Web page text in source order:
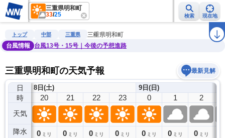
三重県明和町
33/25 検索 現在地
雨雲レーダー 台風情報 地震情報 ラ
トップ 中部 三重県
三重県明和町
台風情報
台風13号・15号｜今後の予想進路
三重県明和町の天気予報 最新見解
日
時
天気
降水
8日(土)
19
0ミリ
20
0 ミリ
21
0 ミリ
22
0 ミリ
23
0 ミリ
9日(日)
0
0 ミリ
1
0 ミリ
2
0 ミリ